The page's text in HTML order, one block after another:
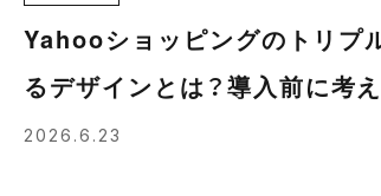
Yahooショッピングのトリプ
るデザインとは？導入前に考
ジ制作の優先順位
2026.6.23